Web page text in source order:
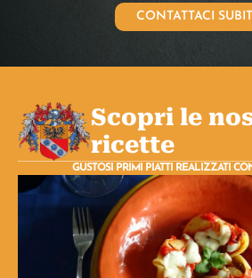
CONTATTACI
Scopri le
ricette
GUSTOSI PRIMI PIATTI REALIZZATI